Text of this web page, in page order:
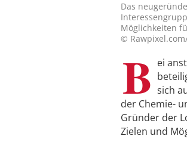
Das
Möglichkeiten
©
B ei
sich
der Chemie-
Gründer der
Zielen und